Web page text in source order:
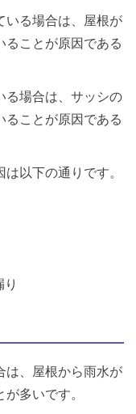
いる場合は、屋根が
ことが原因である
る場合は、サッシの
ことが原因である
以下の通りです。
は、屋根から雨水が
多いです。